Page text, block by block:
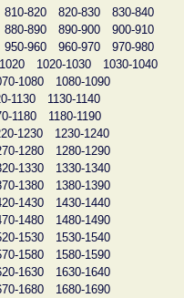
810-820 820-830
830-840
880-890 890-900
900-910
950-960 960-970
970-980
1020-1030
1030-1040
1080
1080-1090
1130
1130-1140
1180
1180-1190
1230
1230-1240
1280
1280-1290
1330
1330-1340
1380
1380-1390
1430
1430-1440
1480
1480-1490
1530
1530-1540
1580
1580-1590
1630
1630-1640
1680
1680-1690